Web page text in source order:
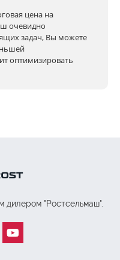
цена на
очевидно
задач, Вы можете
оптимизировать
дилером "Ростсельмаш".